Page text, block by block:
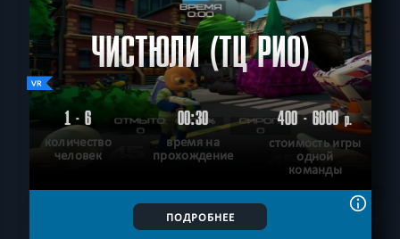
ЧИСТЮЛИ (ТЦ РИО)
1 - 6
количество
человек
00:30
время на
прохождение
400 - 6000р.
стоимость игры
одной
команды
ПОДРОБНЕЕ